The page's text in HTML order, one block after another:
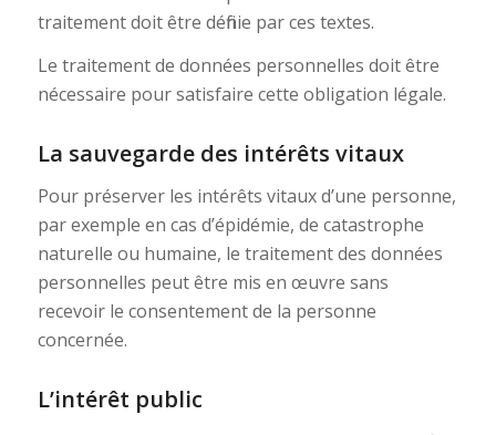
traitement doit être définie par ces textes.
Le traitement de données personnelles doit être
nécessaire pour satisfaire cette obligation légale.
La sauvegarde des intérêts vitaux
Pour préserver les intérêts vitaux d’une personne,
par exemple en cas d’épidémie, de catastrophe
naturelle ou humaine, le traitement des données
personnelles peut être mis en œuvre sans
recevoir le consentement de la personne
concernée.
L’intérêt public